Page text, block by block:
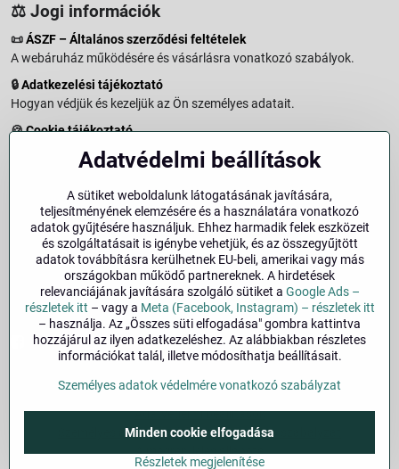
⚖️ Jogi információk
📜ÁSZF – Általános szerződési feltételek
A webáruház működésére és vásárlásra vonatkozó szabályok.
🔒Adatkezelési tájékoztató
Hogyan védjük és kezeljük az Ön személyes adatait.
🍪Cookie tájékoztató
A weboldalon használt sütikről és adatkezelésről.
Vásárlástól való elállás menete és feltételei.
Elállás a szerződéstől
Impresszum
Üzemeltetői adatok és jogi tudnivalók.
🔐Biztonság
Facebook Instagram
Adatvédelmi beállítások
Személyes adatok védelmére vonatkozó szabályzat
A megrendelés állapota
Adatvédelmi beállítások
A sütiket weboldalunk látogatásának javítására,
teljesítményének elemzésére és a használatára vonatkozó
adatok gyűjtésére használjuk. Ehhez harmadik felek eszközeit
és szolgáltatásait is igénybe vehetjük, és az összegyűjtött
adatok továbbításra kerülhetnek EU-beli, amerikai vagy más
országokban működő partnereknek. A hirdetések
relevanciájának javítására szolgáló sütiket a Google Ads –
részletek itt – vagy a Meta (Facebook, Instagram) – részletek itt
– használja. Az „Összes süti elfogadása" gombra kattintva
hozzájárul az ilyen adatkezeléshez. Az alábbiakban részletes
információkat talál, illetve módosíthatja beállításait.
Személyes adatok védelmére vonatkozó szabályzat
Részletek megjelenítése
Minden cookie elfogadása